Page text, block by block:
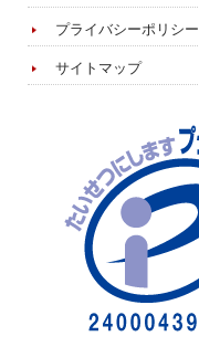
プライバシーポリシー
サイトマップ